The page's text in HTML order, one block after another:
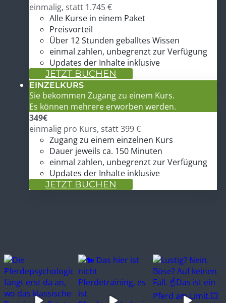
einmalig, statt 1.745 €
Alle Kurse in einem Paket
Preisvorteil
Über 12 Stunden geballtes Wissen
einmal zahlen, unbegrenzt zur Verfügung
Updates der Inhalte inklusive
JETZT BUCHEN
EINZELKURS
Sie bekommen Zugang zu einem Kurs.
Es können mehrere erworben werden.
349€
einmalig pro Kurs, statt 399 €
Zugang zu einem einzelnen Kurs
Dauer jeweils ca. 150 Minuten
einmal zahlen, unbegrenzt zur Verfügung
Updates der Inhalte inklusive
JETZT BUCHEN